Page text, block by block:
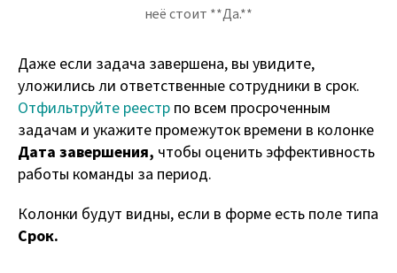
неё стоит **Да.**
Даже если задача завершена, вы увидите,
уложились ли ответственные сотрудники в срок.
Отфильтруйте реестр по всем просроченным
задачам и укажите промежуток времени в колонке
Дата завершения, чтобы оценить эффективность
работы команды за период.
Колонки будут видны, если в форме есть поле типа
Срок.